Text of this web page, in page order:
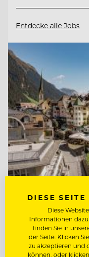
Entdecke alle Jobs
TOP
Hotel Post
6561 Ischgl,
DIESE SEITE
Diese
Informationen
finden Sie in
der Seite. Klicken
zu akzeptieren und
können, oder